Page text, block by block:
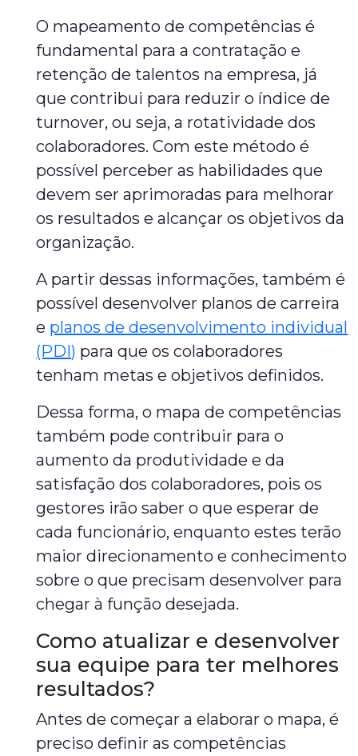
O mapeamento de competências é
fundamental para a contratação e
retenção de talentos na empresa, já
que contribui para reduzir o índice de
turnover, ou seja, a rotatividade dos
colaboradores. Com este método é
possível perceber as habilidades que
devem ser aprimoradas para melhorar
os resultados e alcançar os objetivos da
organização.
A partir dessas informações, também é
possível desenvolver planos de carreira
e planos de desenvolvimento individual
(PDI) para que os colaboradores
tenham metas e objetivos definidos.
Dessa forma, o mapa de competências
também pode contribuir para o
aumento da produtividade e da
satisfação dos colaboradores, pois os
gestores irão saber o que esperar de
cada funcionário, enquanto estes terão
maior direcionamento e conhecimento
sobre o que precisam desenvolver para
chegar à função desejada.
Como atualizar e desenvolver
sua equipe para ter melhores
resultados?
Antes de começar a elaborar o mapa, é
preciso definir as competências